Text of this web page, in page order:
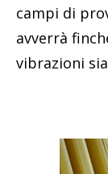
campi di
avverrà
vibrazioni